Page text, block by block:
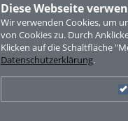
Diese Webseite
Wir verwenden Cookies, um
von Cookies zu. Durch
Klicken auf die Schaltfläche
Datenschutzerklärung.